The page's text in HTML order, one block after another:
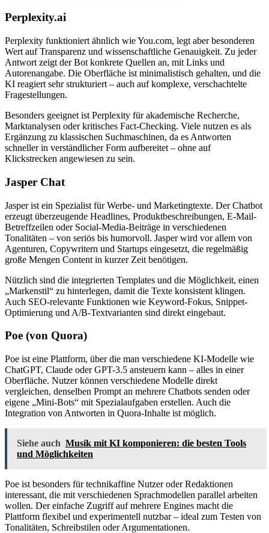
Perplexity.ai
Perplexity funktioniert ähnlich wie You.com, legt aber besonderen
Wert auf Transparenz und wissenschaftliche Genauigkeit. Zu jeder
Antwort zeigt der Bot konkrete Quellen an, mit Links und
Autorenangabe. Die Oberfläche ist minimalistisch gehalten, und die
KI reagiert sehr strukturiert – auch auf komplexe, verschachtelte
Fragestellungen.
Besonders geeignet ist Perplexity für akademische Recherche,
Marktanalysen oder kritisches Fact-Checking. Viele nutzen es als
Ergänzung zu klassischen Suchmaschinen, da es Antworten
schneller in verständlicher Form aufbereitet – ohne auf
Klickstrecken angewiesen zu sein.
Jasper Chat
Jasper ist ein Spezialist für Werbe- und Marketingtexte. Der Chatbot
erzeugt überzeugende Headlines, Produktbeschreibungen, E-Mail-
Betreffzeilen oder Social-Media-Beiträge in verschiedenen
Tonalitäten – von seriös bis humorvoll. Jasper wird vor allem von
Agenturen, Copywritern und Startups eingesetzt, die regelmäßig
große Mengen Content in kurzer Zeit benötigen.
Nützlich sind die integrierten Templates und die Möglichkeit, einen
„Markenstil“ zu hinterlegen, damit die Texte konsistent klingen.
Auch SEO-relevante Funktionen wie Keyword-Fokus, Snippet-
Optimierung und A/B-Textvarianten sind direkt eingebaut.
Poe (von Quora)
Poe ist eine Plattform, über die man verschiedene KI-Modelle wie
ChatGPT, Claude oder GPT-3.5 ansteuern kann – alles in einer
Oberfläche. Nutzer können verschiedene Modelle direkt
vergleichen, denselben Prompt an mehrere Chatbots senden oder
eigene „Mini-Bots“ mit Spezialaufgaben erstellen. Auch die
Integration von Antworten in Quora-Inhalte ist möglich.
Siehe auch Musik mit KI komponieren: die besten Tools
und Möglichkeiten
Poe ist besonders für technikaffine Nutzer oder Redaktionen
interessant, die mit verschiedenen Sprachmodellen parallel arbeiten
wollen. Der einfache Zugriff auf mehrere Engines macht die
Plattform flexibel und experimentell nutzbar – ideal zum Testen von
Tonalitäten, Schreibstilen oder Argumentationen.